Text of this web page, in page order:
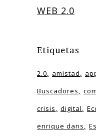
WEB 2.0
Etiquetas
2.0 amistad
Buscadores
crisis
digital
enrique dans